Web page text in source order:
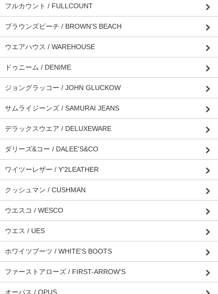
フルカウント / FULLCOUNT
ブラウンズビーチ / BROWN'S BEACH
ウエアハウス / WAREHOUSE
ドゥニーム / DENIME
ジョングラッコー / JOHN GLUCKOW
サムライジーンズ / SAMURAI JEANS
デラックスウエア / DELUXEWARE
ダリーズ&コー / DALEE'S&CO
ワイツーレザー / Y'2LEATHER
クッシュマン / CUSHMAN
ウエスコ / WESCO
ウエス / UES
ホワイツブーツ / WHITE'S BOOTS
ファーストアローズ / FIRST-ARROW'S
オーパス / OPUS